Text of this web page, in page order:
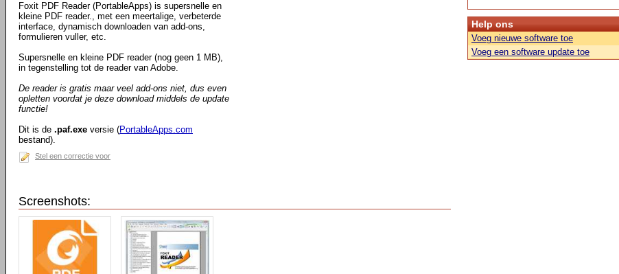
Foxit PDF Reader (PortableApps) is supersnelle en
kleine PDF reader., met een meertalige, verbeterde
interface, dynamisch downloaden van add-ons,
formulieren vuller, etc.
Supersnelle en kleine PDF reader (nog geen 1 MB),
in tegenstelling tot de reader van Adobe.
De reader is gratis maar veel add-ons niet, dus even
opletten voordat je deze download middels de update
functie!
Dit is de .paf.exe versie (PortableApps.com
bestand).
Stel een correctie voor
Screenshots:
Help ons
Voeg nieuwe software toe
Voeg een software update toe